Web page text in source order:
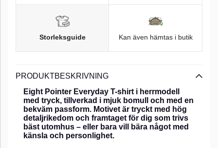
Storleksguide Kan även hämtas i butik
PRODUKTBESKRIVNING
Eight Pointer Everyday T-shirt i herrmodell
med tryck, tillverkad i mjuk bomull och med en
bekväm passform. Motivet är tryckt med hög
detaljrikedom och framtaget för dig som trivs
bäst utomhus – eller bara vill bära något med
känsla och personlighet.